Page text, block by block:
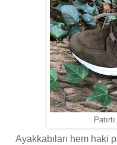
Ayakkabıları hem haki